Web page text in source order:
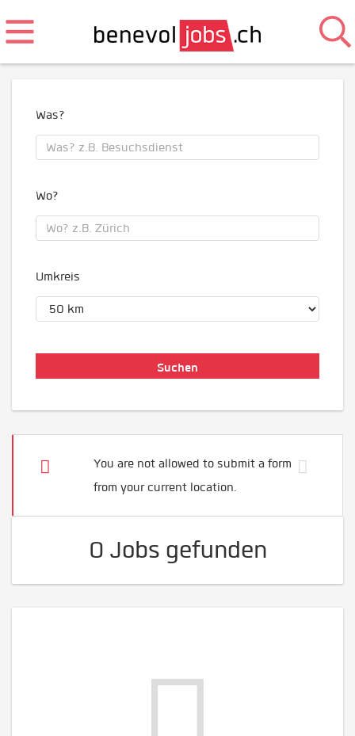
Was?
Wo?
Umkreis
You are not allowed to submit a form
from your current location.
0 Jobs gefunden